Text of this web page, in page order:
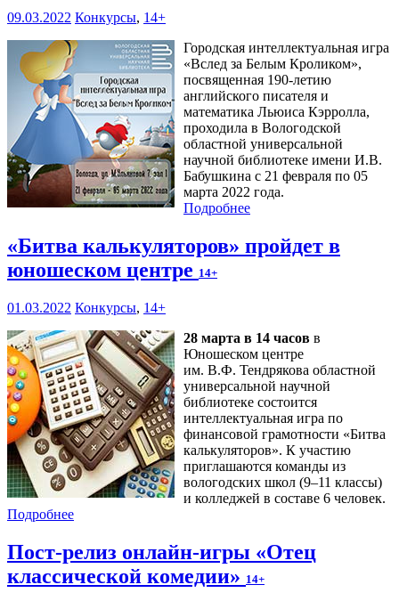
09.03.2022 Конкурсы, 14+
Городская интеллектуальная игра
«Вслед за Белым Кроликом»,
посвященная 190-летию
английского писателя и
математика Льюиса Кэрролла,
проходила в Вологодской
областной универсальной
научной библиотеке имени И.В.
Бабушкина с 21 февраля по 05
марта 2022 года.
Подробнее
«Битва калькуляторов» пройдет в
юношеском центре 14+
01.03.2022 Конкурсы, 14+
28 марта в 14 часов в
Юношеском центре
им. В.Ф. Тендрякова областной
универсальной научной
библиотеке состоится
интеллектуальная игра по
финансовой грамотности «Битва
калькуляторов». К участию
приглашаются команды из
вологодских школ (9–11 классы)
и колледжей в составе 6 человек.
Подробнее
Пост-релиз онлайн-игры «Отец
классической комедии» 14+